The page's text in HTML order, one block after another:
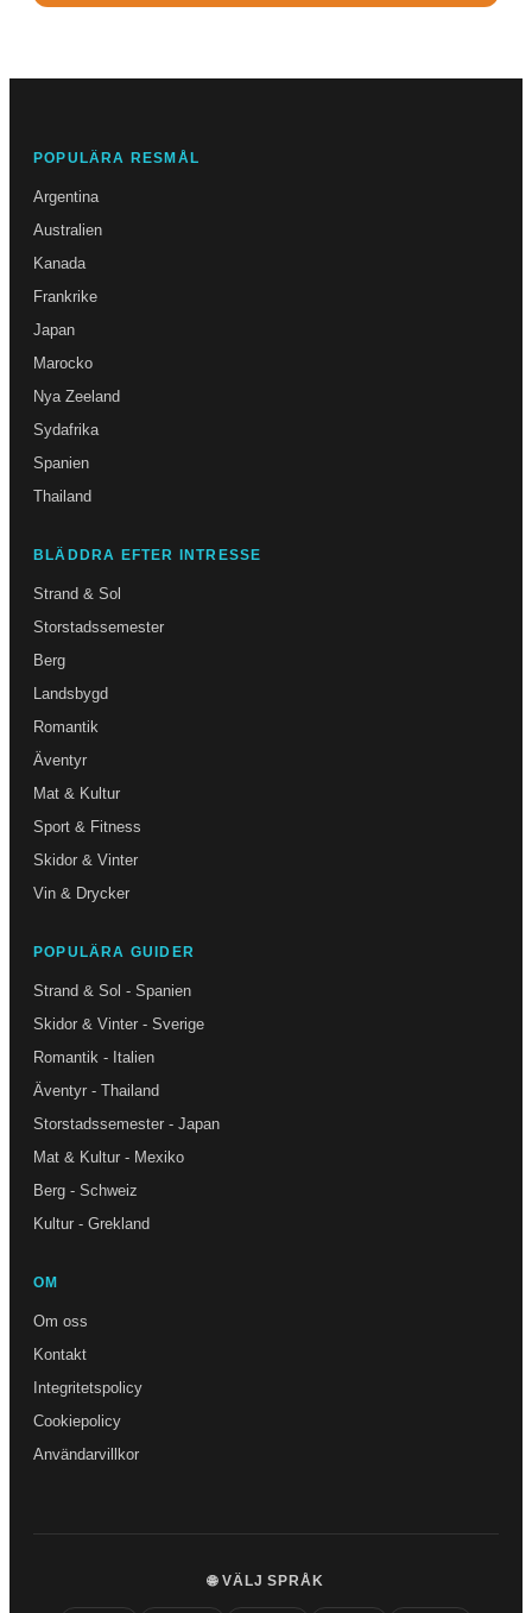
POPULÄRA RESMÅL
Argentina
Australien
Kanada
Frankrike
Japan
Marocko
Nya Zeeland
Sydafrika
Spanien
Thailand
BLÄDDRA EFTER INTRESSE
Strand & Sol
Storstadssemester
Berg
Landsbygd
Romantik
Äventyr
Mat & Kultur
Sport & Fitness
Skidor & Vinter
Vin & Drycker
POPULÄRA GUIDER
Strand & Sol - Spanien
Skidor & Vinter - Sverige
Romantik - Italien
Äventyr - Thailand
Storstadssemester - Japan
Mat & Kultur - Mexiko
Berg - Schweiz
Kultur - Grekland
OM
Om oss
Kontakt
Integritetspolicy
Cookiepolicy
Användarvillkor
🌐 VÄLJ SPRÅK